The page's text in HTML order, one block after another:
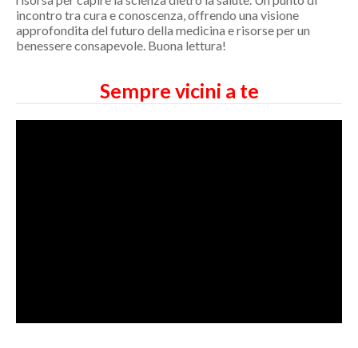
incontro tra cura e conoscenza, offrendo una visione
approfondita del futuro della medicina e risorse per un
benessere consapevole. Buona lettura!
Sempre vicini a te